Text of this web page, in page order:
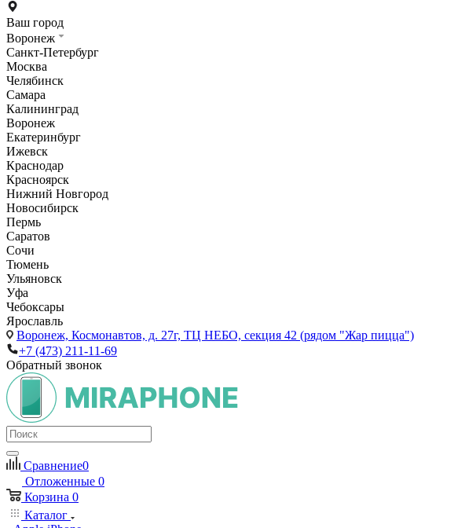
Ваш город
Воронеж
Санкт-Петербург
Москва
Челябинск
Самара
Калининград
Воронеж
Екатеринбург
Ижевск
Краснодар
Красноярск
Нижний Новгород
Новосибирск
Пермь
Саратов
Сочи
Тюмень
Ульяновск
Уфа
Чебоксары
Ярославль
Воронеж, Космонавтов, д. 27г, ТЦ НЕБО, секция 42 (рядом "Жар пицца")
+7 (473) 211-11-69
Обратный звонок
Сравнение0
Отложенные 0
Корзина 0
Каталог